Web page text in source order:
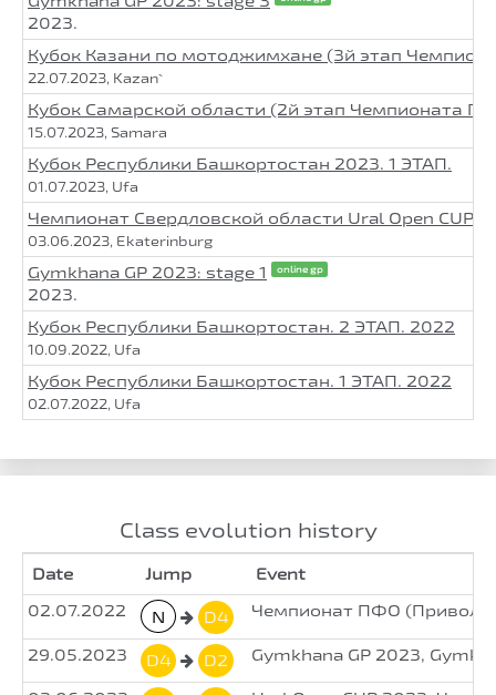
2023.
Кубок Казани по мотоджимхане (3й этап
22.07.2023, Kazan`
Кубок Самарской области (2й этап Чемпионата
15.07.2023, Samara
Кубок Республики Башкортостан 2023. 1 ЭТАП.
01.07.2023, Ufa
Чемпионат Свердловской области Ural Open CUP
03.06.2023, Ekaterinburg
Gymkhana GP 2023: stage 1 online gp
2023.
Кубок Республики Башкортостан. 2 ЭТАП. 2022
10.09.2022, Ufa
Кубок Республики Башкортостан. 1 ЭТАП. 2022
02.07.2022, Ufa
Class evolution history
Date Jump
Event
02.07.2022
N D4 Чемпионат ПФО
29.05.2023 D4 D2 Gymkhana GP 2023,